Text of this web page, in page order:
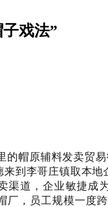
戏法”
原辅料发卖贸易
到李哥庄镇取本
道，企业敏捷成
，员工规模一度